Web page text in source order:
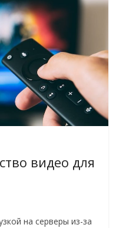
видео для
на серверы из-за